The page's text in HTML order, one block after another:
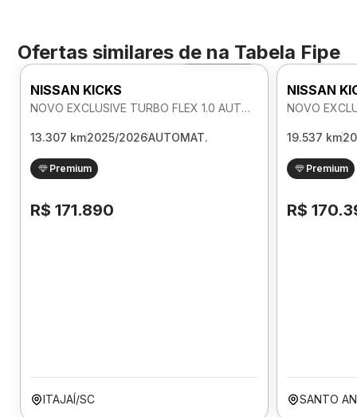
Ofertas similares de na Tabela Fipe
Foto 360º
NISSAN KICKS
NOVO EXCLUSIVE TURBO FLEX 1.0 AUTOMATICO
13.307 km2025/2026AUTOMAT.
Premium
R$ 171.890
ITAJAÍ/SC
NISSAN
19.537 km
Premium
R$
SANTO